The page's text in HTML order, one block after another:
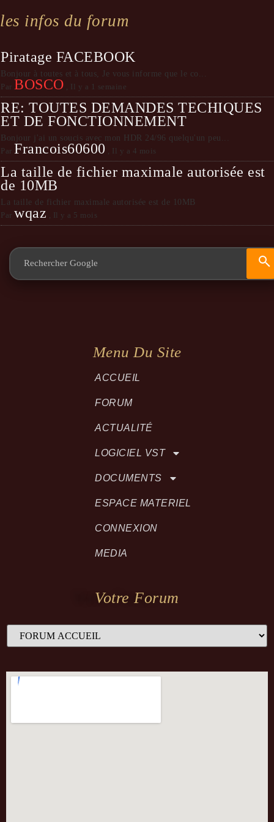
les infos du forum
Piratage FACEBOOK
Bonjour à toutes et à tous, Je vous informe que le co...
Par BOSCO Il y a 1 semaine
RE: TOUTES DEMANDES TECHIQUES
ET DE FONCTIONNEMENT
Bonjour j'ai un soucis avec mon HDR 24/96 quelqu'un peu...
Par Francois60600 Il y a 4 mois
La taille de fichier maximale autorisée est
de 10MB
La taille de fichier maximale autorisée est de 10MB
Par wqaz Il y a 5 mois
Menu Du Site
ACCUEIL
FORUM
ACTUALITÉ
LOGICIEL VST
DOCUMENTS
ESPACE MATERIEL
CONNEXION
MEDIA
Votre Forum